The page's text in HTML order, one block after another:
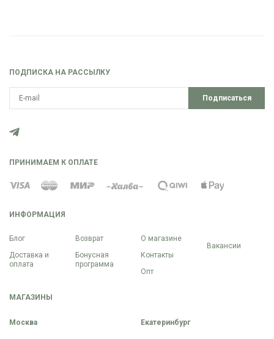
ИНФОРМАЦИЯ
Блог
Доставка и
оплата
Возврат
Бонусная
программа
О магазине
Контакты
Опт
Вакансии
МАГАЗИНЫ
Москва Екатеринбург
ПОДПИСКА НА РАССЫЛКУ
Подписаться
ПРИНИМАЕМ К ОПЛАТЕ